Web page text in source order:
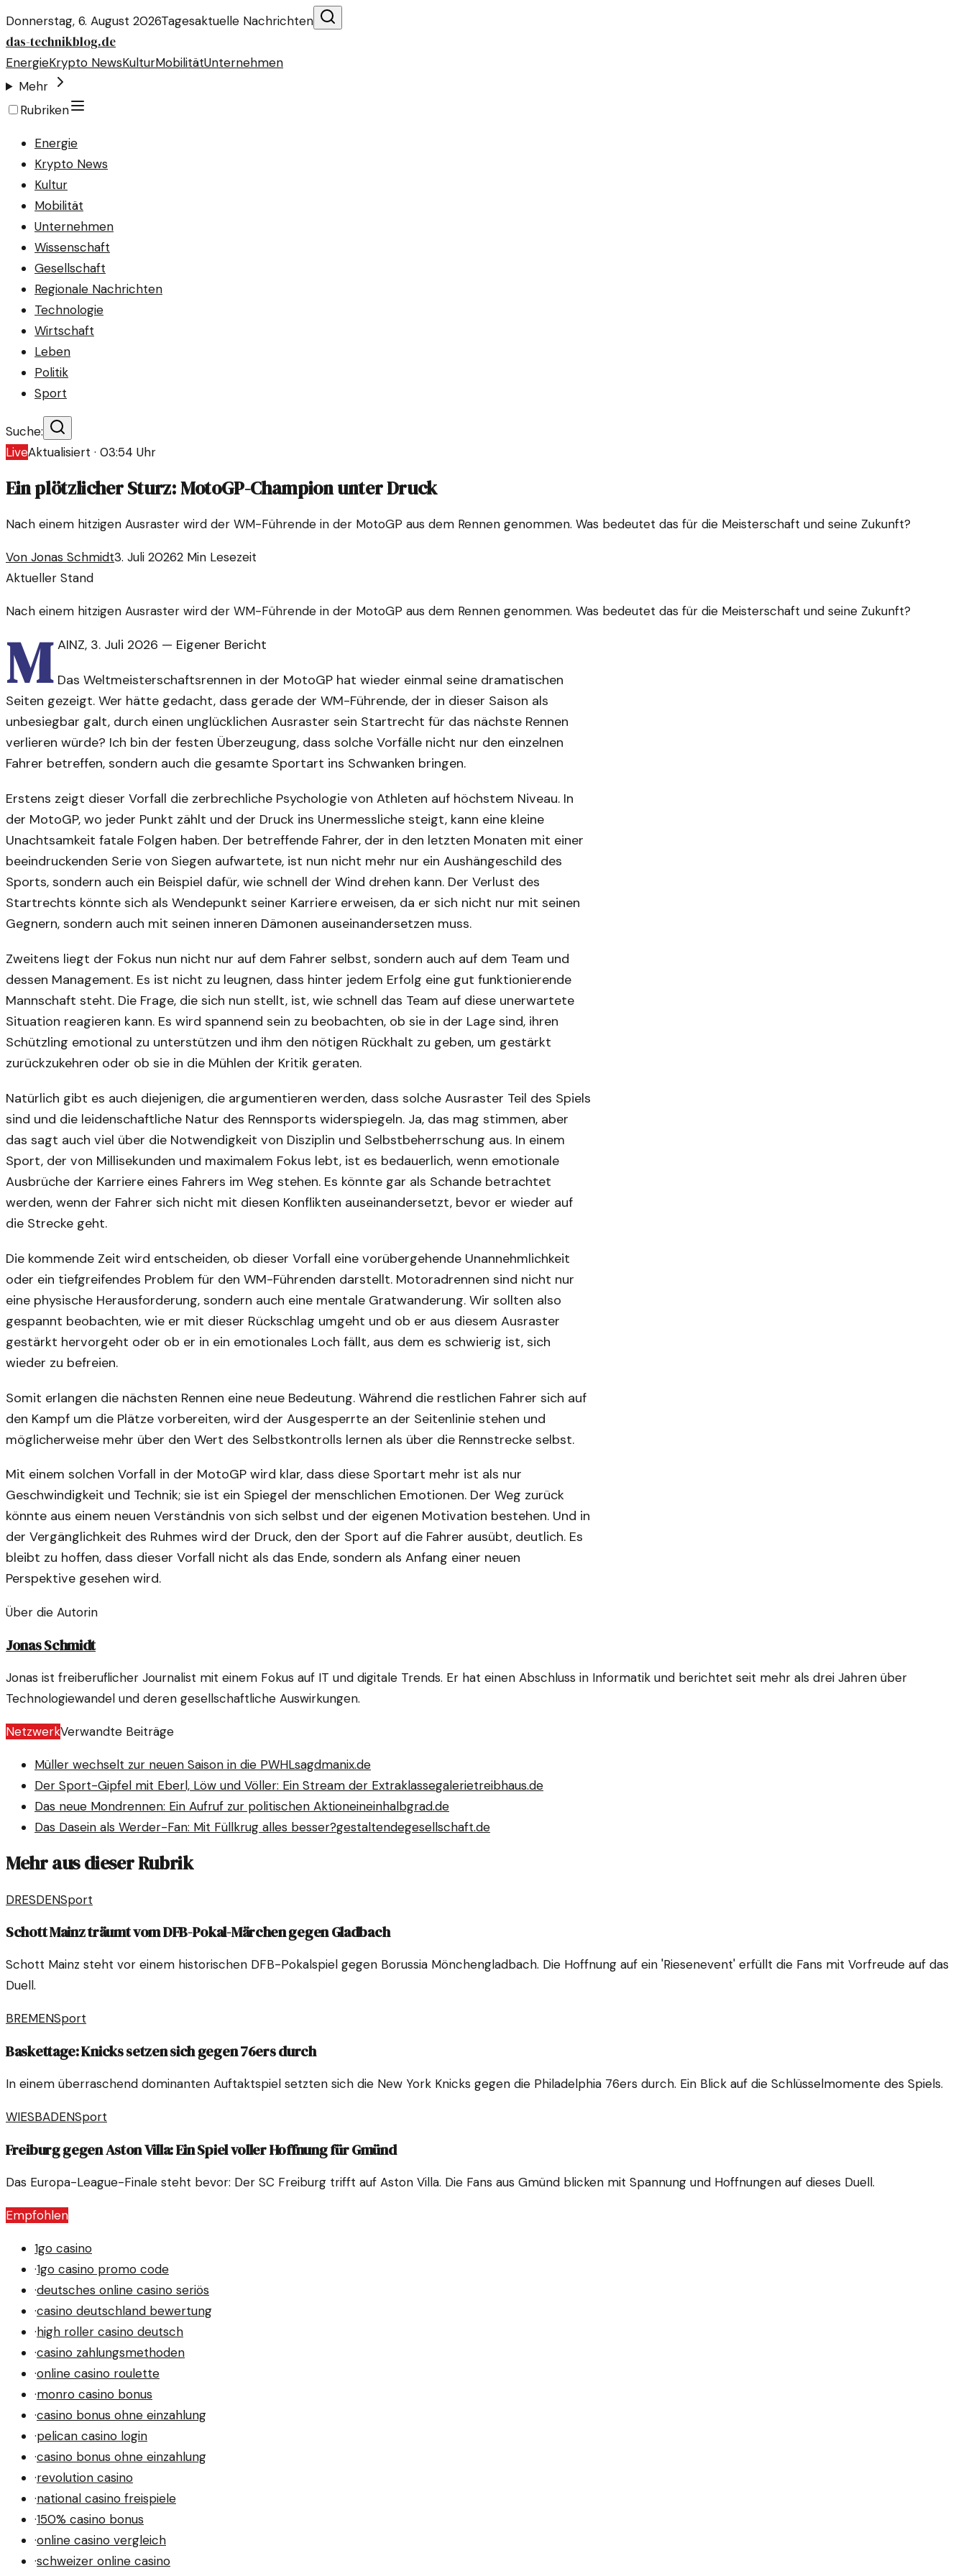
Donnerstag, 6. August 2026Tagesaktuelle Nachrichten
das-technikblog.de
EnergieKrypto NewsKulturMobilitätUnternehmen
Mehr
Rubriken
Energie
Krypto News
Kultur
Mobilität
Unternehmen
Wissenschaft
Gesellschaft
Regionale Nachrichten
Technologie
Wirtschaft
Leben
Politik
Sport
Suche:
LiveAktualisiert · 03:54 Uhr
Ein plötzlicher Sturz: MotoGP-Champion unter Druck
Nach einem hitzigen Ausraster wird der WM-Führende in der MotoGP aus dem Rennen genommen. Was bedeutet das für die Meisterschaft und seine Zukunft?
Von Jonas Schmidt3. Juli 20262 Min Lesezeit
Aktueller Stand
Nach einem hitzigen Ausraster wird der WM-Führende in der MotoGP aus dem Rennen genommen. Was bedeutet das für die Meisterschaft und seine Zukunft?
M AINZ, 3. Juli 2026 — Eigener Bericht
Das Weltmeisterschaftsrennen in der MotoGP hat wieder einmal seine dramatischen
Seiten gezeigt. Wer hätte gedacht, dass gerade der WM-Führende, der in dieser Saison als
unbesiegbar galt, durch einen unglücklichen Ausraster sein Startrecht für das nächste Rennen
verlieren würde? Ich bin der festen Überzeugung, dass solche Vorfälle nicht nur den einzelnen
Fahrer betreffen, sondern auch die gesamte Sportart ins Schwanken bringen.
Erstens zeigt dieser Vorfall die zerbrechliche Psychologie von Athleten auf höchstem Niveau. In
der MotoGP, wo jeder Punkt zählt und der Druck ins Unermessliche steigt, kann eine kleine
Unachtsamkeit fatale Folgen haben. Der betreffende Fahrer, der in den letzten Monaten mit einer
beeindruckenden Serie von Siegen aufwartete, ist nun nicht mehr nur ein Aushängeschild des
Sports, sondern auch ein Beispiel dafür, wie schnell der Wind drehen kann. Der Verlust des
Startrechts könnte sich als Wendepunkt seiner Karriere erweisen, da er sich nicht nur mit seinen
Gegnern, sondern auch mit seinen inneren Dämonen auseinandersetzen muss.
Zweitens liegt der Fokus nun nicht nur auf dem Fahrer selbst, sondern auch auf dem Team und
dessen Management. Es ist nicht zu leugnen, dass hinter jedem Erfolg eine gut funktionierende
Mannschaft steht. Die Frage, die sich nun stellt, ist, wie schnell das Team auf diese unerwartete
Situation reagieren kann. Es wird spannend sein zu beobachten, ob sie in der Lage sind, ihren
Schützling emotional zu unterstützen und ihm den nötigen Rückhalt zu geben, um gestärkt
zurückzukehren oder ob sie in die Mühlen der Kritik geraten.
Natürlich gibt es auch diejenigen, die argumentieren werden, dass solche Ausraster Teil des Spiels
sind und die leidenschaftliche Natur des Rennsports widerspiegeln. Ja, das mag stimmen, aber
das sagt auch viel über die Notwendigkeit von Disziplin und Selbstbeherrschung aus. In einem
Sport, der von Millisekunden und maximalem Fokus lebt, ist es bedauerlich, wenn emotionale
Ausbrüche der Karriere eines Fahrers im Weg stehen. Es könnte gar als Schande betrachtet
werden, wenn der Fahrer sich nicht mit diesen Konflikten auseinandersetzt, bevor er wieder auf
die Strecke geht.
Die kommende Zeit wird entscheiden, ob dieser Vorfall eine vorübergehende Unannehmlichkeit
oder ein tiefgreifendes Problem für den WM-Führenden darstellt. Motoradrennen sind nicht nur
eine physische Herausforderung, sondern auch eine mentale Gratwanderung. Wir sollten also
gespannt beobachten, wie er mit dieser Rückschlag umgeht und ob er aus diesem Ausraster
gestärkt hervorgeht oder ob er in ein emotionales Loch fällt, aus dem es schwierig ist, sich
wieder zu befreien.
Somit erlangen die nächsten Rennen eine neue Bedeutung. Während die restlichen Fahrer sich auf
den Kampf um die Plätze vorbereiten, wird der Ausgesperrte an der Seitenlinie stehen und
möglicherweise mehr über den Wert des Selbstkontrolls lernen als über die Rennstrecke selbst.
Mit einem solchen Vorfall in der MotoGP wird klar, dass diese Sportart mehr ist als nur
Geschwindigkeit und Technik; sie ist ein Spiegel der menschlichen Emotionen. Der Weg zurück
könnte aus einem neuen Verständnis von sich selbst und der eigenen Motivation bestehen. Und in
der Vergänglichkeit des Ruhmes wird der Druck, den der Sport auf die Fahrer ausübt, deutlich. Es
bleibt zu hoffen, dass dieser Vorfall nicht als das Ende, sondern als Anfang einer neuen
Perspektive gesehen wird.
Über die Autorin
Jonas Schmidt
Jonas ist freiberuflicher Journalist mit einem Fokus auf IT und digitale Trends. Er hat einen Abschluss in Informatik und berichtet seit mehr als drei Jahren über
Technologiewandel und deren gesellschaftliche Auswirkungen.
NetzwerkVerwandte Beiträge
Müller wechselt zur neuen Saison in die PWHLsagdmanix.de
Der Sport-Gipfel mit Eberl, Löw und Völler: Ein Stream der Extraklassegalerietreibhaus.de
Das neue Mondrennen: Ein Aufruf zur politischen Aktioneineinhalbgrad.de
Das Dasein als Werder-Fan: Mit Füllkrug alles besser?gestaltendegesellschaft.de
Mehr aus dieser Rubrik
DRESDENSport
Schott Mainz träumt vom DFB-Pokal-Märchen gegen Gladbach
Schott Mainz steht vor einem historischen DFB-Pokalspiel gegen Borussia Mönchengladbach. Die Hoffnung auf ein 'Riesenevent' erfüllt die Fans mit Vorfreude auf das
Duell.
BREMENSport
Baskettage: Knicks setzen sich gegen 76ers durch
In einem überraschend dominanten Auftaktspiel setzten sich die New York Knicks gegen die Philadelphia 76ers durch. Ein Blick auf die Schlüsselmomente des Spiels.
WIESBADENSport
Freiburg gegen Aston Villa: Ein Spiel voller Hoffnung für Gmünd
Das Europa-League-Finale steht bevor: Der SC Freiburg trifft auf Aston Villa. Die Fans aus Gmünd blicken mit Spannung und Hoffnungen auf dieses Duell.
Empfohlen
1go casino
·1go casino promo code
·deutsches online casino seriös
·casino deutschland bewertung
·high roller casino deutsch
·casino zahlungsmethoden
·online casino roulette
·monro casino bonus
·casino bonus ohne einzahlung
·pelican casino login
·casino bonus ohne einzahlung
·revolution casino
·national casino freispiele
·150% casino bonus
·online casino vergleich
·schweizer online casino